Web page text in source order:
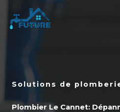
contenu
Solutions de
Plombier Le Cannet: